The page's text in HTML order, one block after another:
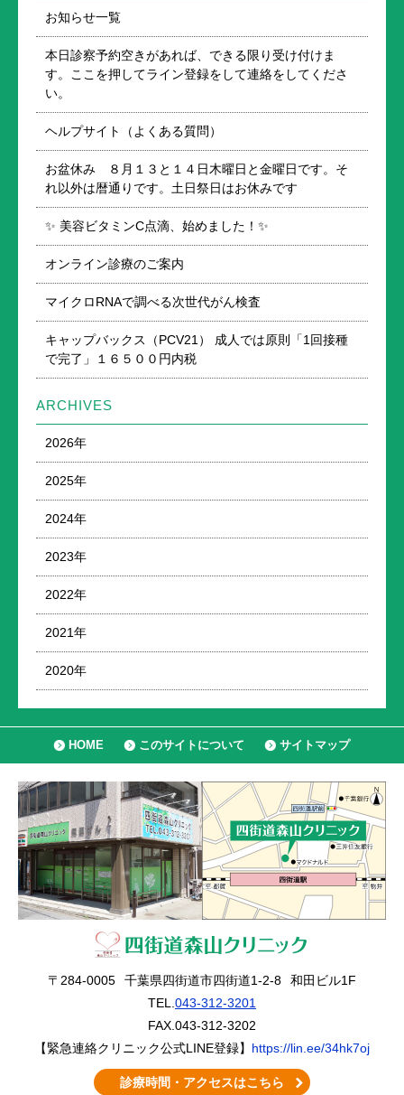
お知らせ一覧
本日診察予約空きがあれば、できる限り受け付けま
す。ここを押してライン登録をして連絡をしてくださ
い。
ヘルプサイト（よくある質問）
お盆休み ８月１３と１４日木曜日と金曜日です。そ
れ以外は暦通りです。土日祭日はお休みです
✨ 美容ビタミンC点滴、始めました！✨
オンライン診療のご案内
マイクロRNAで調べる次世代がん検査
キャップバックス（PCV21） 成人では原則「1回接種
で完了」１６５００円内税
ARCHIVES
2026年
2025年
2024年
2023年
2022年
2021年
2020年
HOME このサイトについて サイトマップ
〒284-0005 千葉県四街道市四街道1-2-8
和田ビル1F
TEL. 043-312-3201
FAX.043-312-3202
【緊急連絡クリニック公式LINE登録】 https://lin.ee/34hk7oj
診療時間・アクセスはこちら